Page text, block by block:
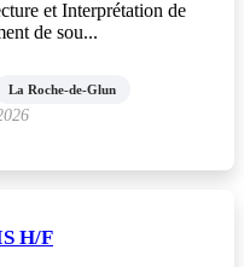
et Interprétation de
de sou...
La Roche-de-Glun
H/F